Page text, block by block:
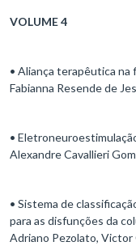
VOLUME 4
• Aliança terapêutica
Fabianna Resende de
•
Alexandre Cavallieri
• Sistema de
para as disfunções da
Adriano Pezolato, Victor